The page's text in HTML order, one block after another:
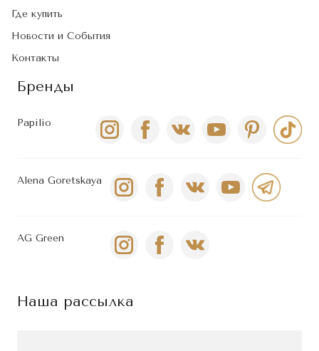
Где купить
Новости и События
Контакты
Бренды
Papilio
Alena Goretskaya
AG Green
Наша рассылка